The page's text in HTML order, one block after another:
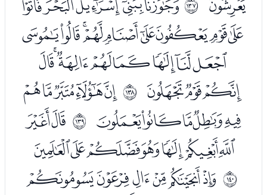
ﭖﭗﭘﭙﭚﭛﭜﭝﭞ
ﭟﭠﭡﭢﭣﭤﭥﭦ
ﭧﭨﭩ ﲉﭫﭬﭭﭮﭯ
ﭰﭱﭲﭳﭴ ﲊ ﭶﭷ
ﭸﭹﭺﭻﭼﭽﭾ
ﲋ ﮀﮁﮂﮃﮄﮅ